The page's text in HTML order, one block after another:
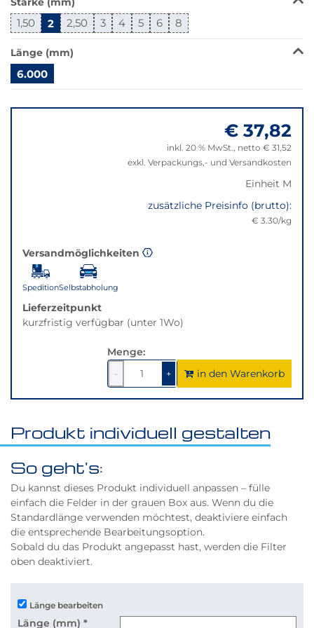
der
Filter
auf
die
beste
Alternative
in
1,50 2 2,50 3 4 5 6 8
Länge (mm)
6.000
zu
€ 37,82
inkl. 20 % MwSt., netto € 31,52
exkl. Verpackungs,- und Versandkosten
Einheit M
zusätzliche Preisinfo (brutto):
€ 3.30/kg
Versandmöglichkeiten
SpeditionSelbstabholung
Lieferzeitpunkt
kurzfristig verfügbar (unter 1Wo)
Menge:
-
1
verringern
+1um
1
erhöhen
in den Warenkorb
Produkt individuell gestalten
So geht's:
Du kannst dieses Produkt individuell anpassen – fülle
einfach die Felder in der grauen Box aus. Wenn du die
Standardlänge verwenden möchtest, deaktiviere einfach
die entsprechende Bearbeitungsoption.
Sobald du das Produkt angepasst hast, werden die Filter
oben deaktiviert.
Länge bearbeiten
Länge (mm) *